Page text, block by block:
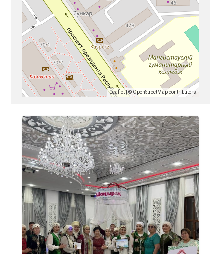
Leaflet| © OpenStreetMapcontributors